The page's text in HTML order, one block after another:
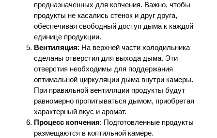
предназначенных для копчения. Важно, чтобы
продукты не касались стенок и друг друга,
обеспечивая свободный доступ дыма к каждой
единице продукции.
Вентиляция: На верхней части холодильника
сделаны отверстия для выхода дыма. Эти
отверстия необходимы для поддержания
оптимальной циркуляции дыма внутри камеры.
При правильной вентиляции продукты будут
равномерно пропитываться дымом, приобретая
характерный вкус и аромат.
Процесс копчения: Подготовленные продукты
размещаются в коптильной камере.